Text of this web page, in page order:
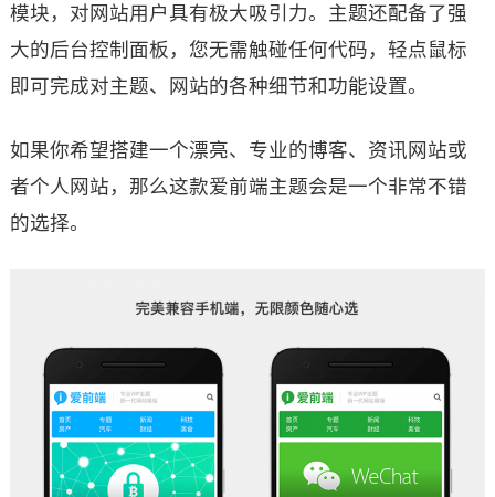
模块，对网站用户具有极大吸引力。主题还配备了强
大的后台控制面板，您无需触碰任何代码，轻点鼠标
即可完成对主题、网站的各种细节和功能设置。
如果你希望搭建一个漂亮、专业的博客、资讯网站或
者个人网站，那么这款爱前端主题会是一个非常不错
的选择。